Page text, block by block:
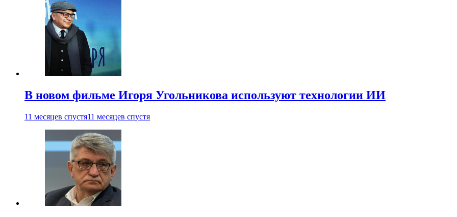
В новом фильме Игоря Угольникова используют технологии ИИ
11 месяцев спустя11 месяцев спустя